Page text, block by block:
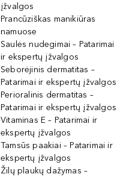
įžvalgos
Prancūziškas manikiūras
namuose
Saulės nudegimai – Patarimai
ir ekspertų įžvalgos
Seborėjinis dermatitas –
Patarimai ir ekspertų įžvalgos
Perioralinis dermatitas –
Patarimai ir ekspertų įžvalgos
Vitaminas E – Patarimai ir
ekspertų įžvalgos
Tamsūs paakiai – Patarimai ir
ekspertų įžvalgos
Žilų plaukų dažymas –